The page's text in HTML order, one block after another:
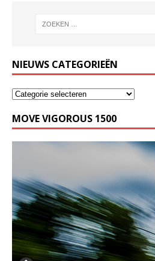
NIEUWS CATEGORIEËN
MOVE VIGOROUS 1500